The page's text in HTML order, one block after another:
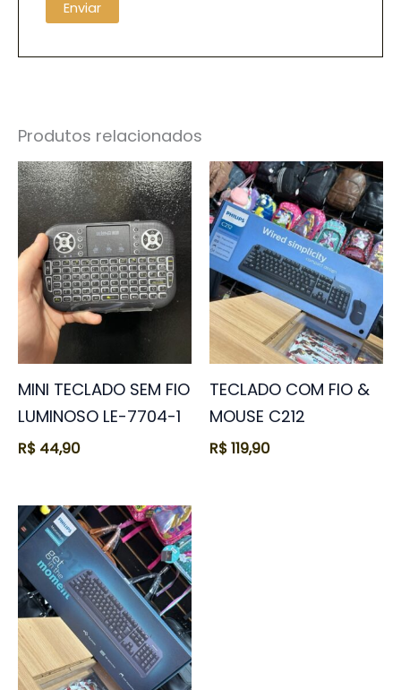
Produtos relacionados
MINI TECLADO SEM FIO
LUMINOSO LE-7704-1
R$ 44,90
TECLADO COM FIO &
MOUSE C212
R$119,90